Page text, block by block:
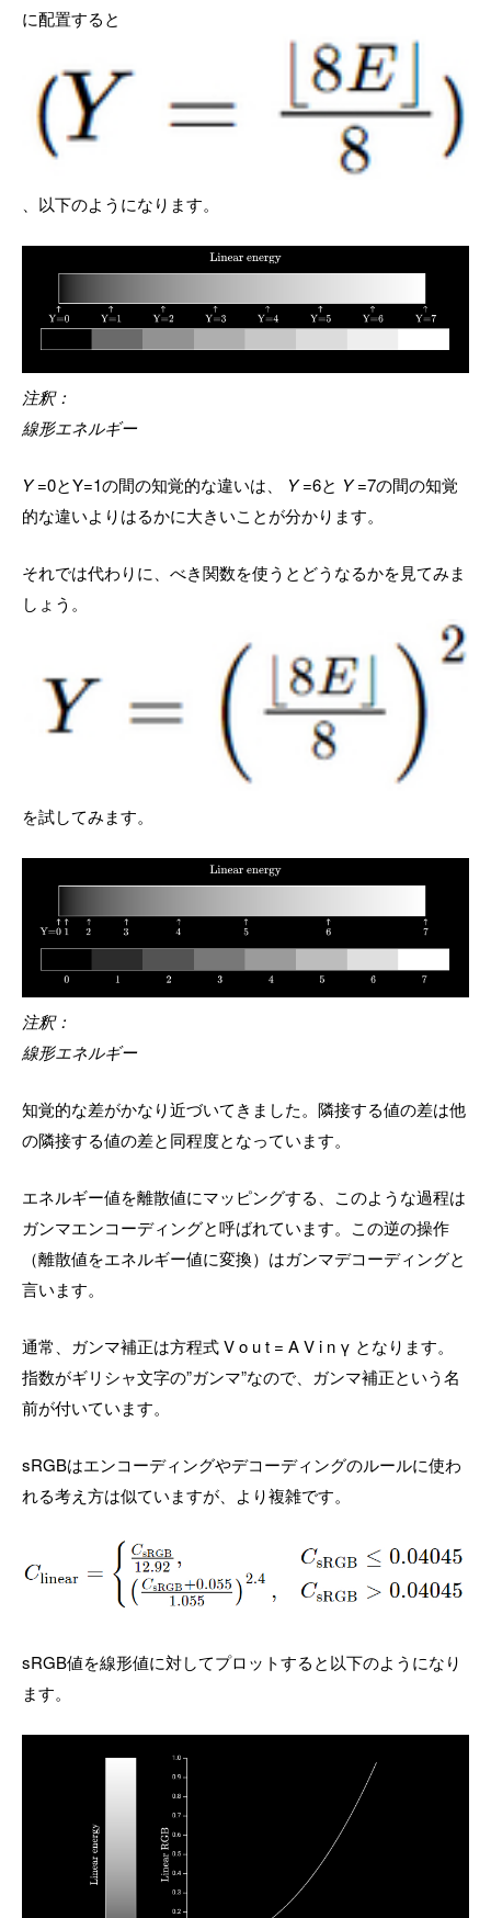
に配置すると
、以下のようになります。
注釈：
線形エネルギー
Y=0とY=1の間の知覚的な違いは、 Y=6と Y=7の間の知覚
的な違いよりはるかに大きいことが分かります。
それでは代わりに、べき関数を使うとどうなるかを見てみま
しょう。
を試してみます。
注釈：
線形エネルギー
知覚的な差がかなり近づいてきました。隣接する値の差は他
の隣接する値の差と同程度となっています。
エネルギー値を離散値にマッピングする、このような過程は
ガンマエンコーディングと呼ばれています。この逆の操作
（離散値をエネルギー値に変換）はガンマデコーディングと
言います。
通常、ガンマ補正は方程式 V o u t = A V i n γ となります。
指数がギリシャ文字の”ガンマ”なので、ガンマ補正という名
前が付いています。
sRGBはエンコーディングやデコーディングのルールに使わ
れる考え方は似ていますが、より複雑です。
sRGB値を線形値に対してプロットすると以下のようになり
ます。